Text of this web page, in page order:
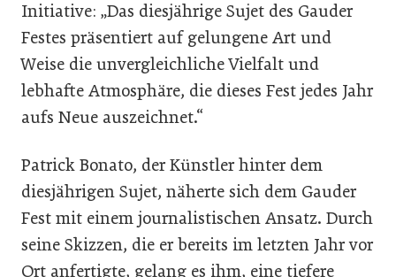
Initiative: „Das diesjährige Sujet des Gauder
Festes präsentiert auf gelungene Art und
Weise die unvergleichliche Vielfalt und
lebhafte Atmosphäre, die dieses Fest jedes Jahr
aufs Neue auszeichnet.“
Patrick Bonato, der Künstler hinter dem
diesjährigen Sujet, näherte sich dem Gauder
Fest mit einem journalistischen Ansatz. Durch
seine Skizzen, die er bereits im letzten Jahr vor
Ort anfertigte, gelang es ihm, eine tiefere